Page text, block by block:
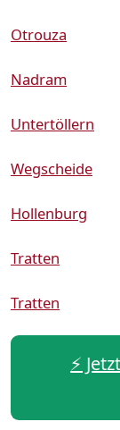
Otrouza
Nadram
Untertöllern
Wegscheide
Hollenburg
Tratten
Tratten
⚡️